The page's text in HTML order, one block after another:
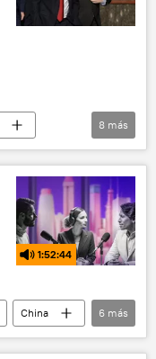
EEUU
8 más
1:52:44
China
6 más